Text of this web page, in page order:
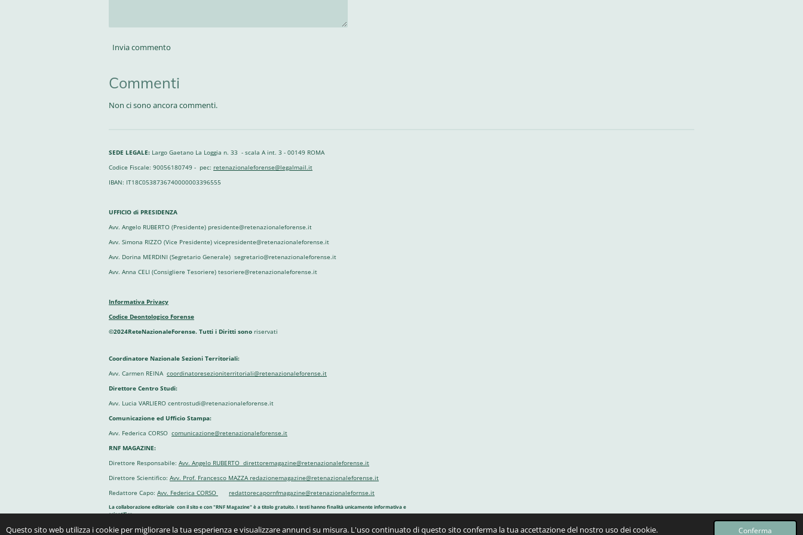
Questo sito web utilizza i cookie per migliorare la tua esperienza e visualizzare annunci su misura. L'uso continuato di questo sito conferma la tua accettazione del nostro uso dei cookie. Conferma
Invia commento
Commenti
Non ci sono ancora commenti.
SEDE LEGALE: Largo Gaetano La Loggia n. 33 - scala A int. 3 - 00149 ROMA
Codice Fiscale: 90056180749 - pec: retenazionaleforense@legalmail.it
IBAN: IT18C0538736740000003396555
UFFICIO di PRESIDENZA
Avv. Angelo RUBERTO (Presidente) presidente@retenazionaleforense.it
Avv. Simona RIZZO (Vice Presidente) vicepresidente@retenazionaleforense.it
Avv. Dorina MERDINI (Segretario Generale) segretario@retenazionaleforense.it
Avv. Anna CELI (Consigliere Tesoriere) tesoriere@retenazionaleforense.it
Informativa Privacy
Codice Deontologico Forense
©2024ReteNazionaleForense. Tutti i Diritti sono riservati
Coordinatore Nazionale Sezioni Territoriali:
Avv. Carmen REINA coordinatoresezioniterritoriali@retenazionaleforense.it
Direttore Centro Studi:
Avv. Lucia VARLIERO centrostudi@retenazionaleforense.it
Comunicazione ed Ufficio Stampa:
Avv. Federica CORSO comunicazione@retenazionaleforense.it
RNF MAGAZINE:
Direttore Responsabile: Avv. Angelo RUBERTO direttoremagazine@retenazionaleforense.it
Direttore Scientifico: Avv. Prof. Francesco MAZZA redazionemagazine@retenazionaleforense.it
Redattore Capo: Avv. Federica CORSO redattorecapornfmagazine@retenazionalefornse.it
La collaborazione editoriale con il sito e con "RNF Magazine" è a titolo gratuito. I testi hanno finalità unicamente informativa e
scientifica